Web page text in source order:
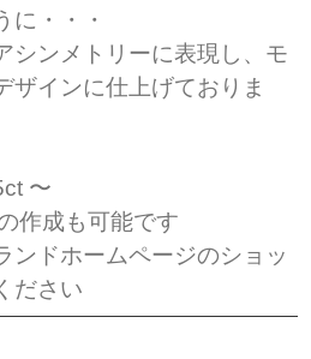
に・・・
シンメトリーに表現し、モ
ザインに仕上げておりま
〜
作成も可能です
ドホームページのショッ
ださい